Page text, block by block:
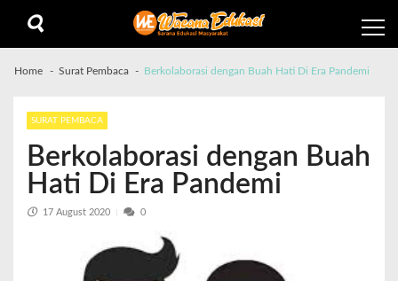
Home Surat Pembaca Berkolaborasi dengan Buah Hati Di Era Pandemi
SURAT PEMBACA
Berkolaborasi dengan Buah
Hati Di Era Pandemi
17 August 2020 0